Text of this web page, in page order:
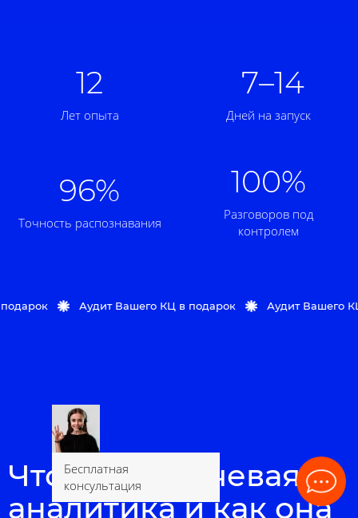
12
Лет опыта
7–14
Дней на запуск
96%
Точность распознавания
100%
Разговоров под
контролем
Аудит Вашего КЦ в подарок Аудит Вашего КЦ в
Что такое речевая
аналитика и как она
Бесплатная
консультация